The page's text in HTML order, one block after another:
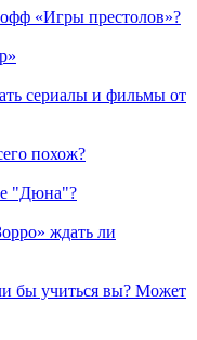
«Игры престолов»?
сериалы и фильмы от
похож?
"Дюна"?
ждать ли
бы учиться вы? Может